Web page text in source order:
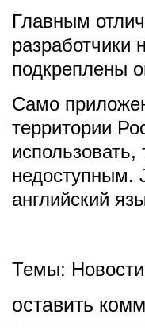
Главным
разработчики
подкреплены
Само
территории
использовать,
недоступным.
английский
Темы: Новости
оставить